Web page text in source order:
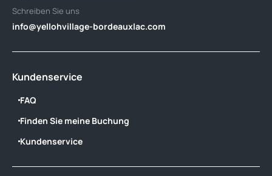
Schreiben Sie uns
info@yellohvillage-bordeauxlac.com
Kundenservice
FAQ
Finden Sie meine Buchung
Kundenservice